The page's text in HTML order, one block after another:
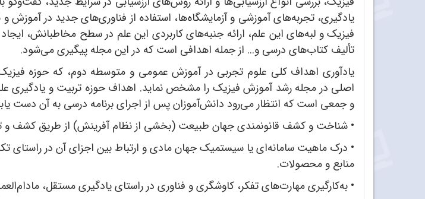
یادگیری، تجربه‌های آموزشی و آزمایشگاه‌ها، استفاده از فناوری‌های جدید در آموزش
فیزیک و لبه‌های این علم، ارائه جنبه‌های کاربردی این علم در سطح مخاطبانش،
تألیف کتاب‌های درسی و... از جمله اهدافی است که در این مجله پیگیری می‌شود.
یادآوری اهداف کلی علوم تجربی در آموزش عمومی و متوسطه دوم، که حوزه
اصلی در مجله رشد آموزش فیزیک را مشخص نماید. اهداف حوزه تربیت و یادگیری
و جمعی است که انتظار می‌رود دانش‌آموزان پس از اجرای برنامه درسی به آن دست
• شناخت و کشف قانونمندی جهان طبیعت (بخشی از نظام آفرینش) از طریق کشف و
• درک ماهیت سامانه‌ای یا سیستمیک جهان مادی و ارتباط بین اجزای آن در راستای
منابع و محصولات.
• به‌کارگیری مهارت‌های تفکر، کاوشگری و فناوری در راستای یادگیری مستقل،